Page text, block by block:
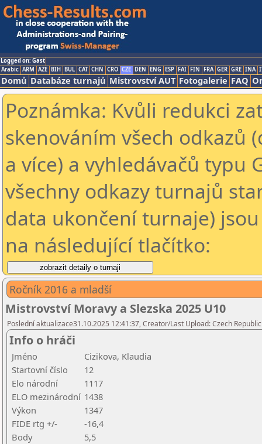
Logged on: Gast
Arabic ARM AZE BIH BUL CAT CHN CRO CZE DEN ENG ESP FAI FIN FRA GER GRE INA
Domů Databáze turnajů Mistrovství AUT Fotogalerie FAQ
Poznámka: Kvůli redukci
skenováním všech odkazů
a více) a vyhledávačů typu
všechny odkazy turnajů
data ukončení turnaje)
na následující tlačítko:
Ročník 2016 a mladší
Mistrovství Moravy a Slezska 2025 U10
Poslední aktualizace31.10.2025 12:41:37, Creator/Last Upload: Czech
Info o hráči
Jméno
Cizikova, Klaudia
Startovní číslo
12
Elo národní
1117
ELO mezinárodní 1438
Výkon
1347
FIDE rtg +/-
-16,4
Body
5,5